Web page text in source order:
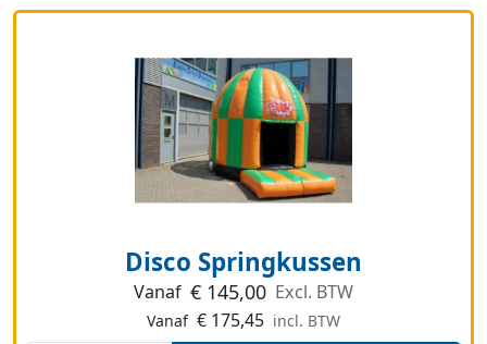
Disco Springkussen
Vanaf € 145,00 Excl. BTW
Vanaf € 175,45 incl. BTW